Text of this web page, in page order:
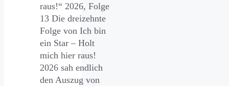
raus!“ 2026, Folge
13 Die dreizehnte
Folge von Ich bin
ein Star – Holt
mich hier raus!
2026 sah endlich
den Auszug von